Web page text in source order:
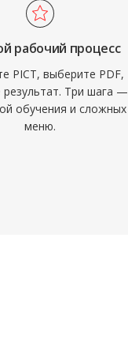
рабочий процесс
PICT, выберите PDF,
результат. Три шага —
обучения и сложных
меню.